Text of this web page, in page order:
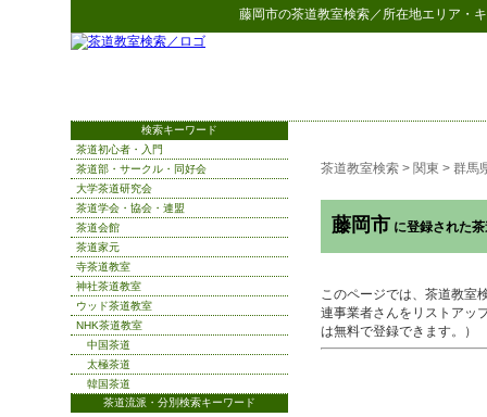
藤岡市の茶道教室検索／所在地エリア・
茶道教室検索 > 関東 > 群馬
藤岡市 に登録された
このページでは、茶道教室
連事業者さんをリストアッ
は無料で登録できます。）
検索キーワード
茶道初心者・入門
茶道部・サークル・同好会
大学茶道研究会
茶道学会・協会・連盟
茶道会館
茶道家元
寺茶道教室
神社茶道教室
ウッド茶道教室
NHK茶道教室
中国茶道
太極茶道
韓国茶道
茶道流派・分別検索キーワード